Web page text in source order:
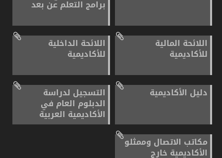
برامج التعلم عن بعد
اللائحة المالية
للأكاديمية
اللائحة الداخلية
للأكاديمية
دليل الأكاديمية التسجيل لدراسة
الدبلوم العام في
الأكاديمية العربية
مكاتب الاتصال وممثلو
الأكاديمية خارج